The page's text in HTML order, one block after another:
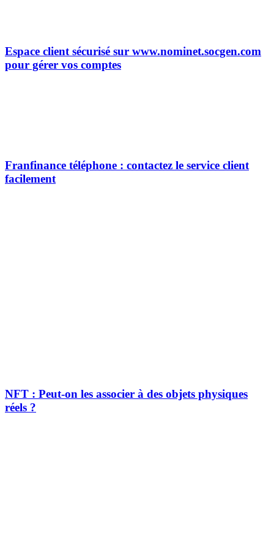
Espace client sécurisé sur www.nominet.socgen.com
pour gérer vos comptes
Franfinance téléphone : contactez le service client
facilement
NFT : Peut-on les associer à des objets physiques
réels ?